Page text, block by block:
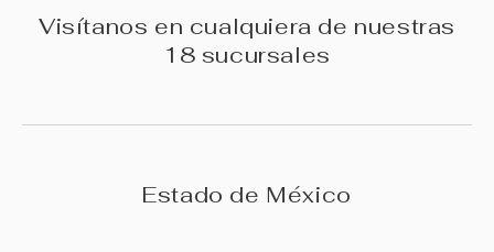
Visítanos en cualquiera de nuestras
18 sucursales
Estado de México